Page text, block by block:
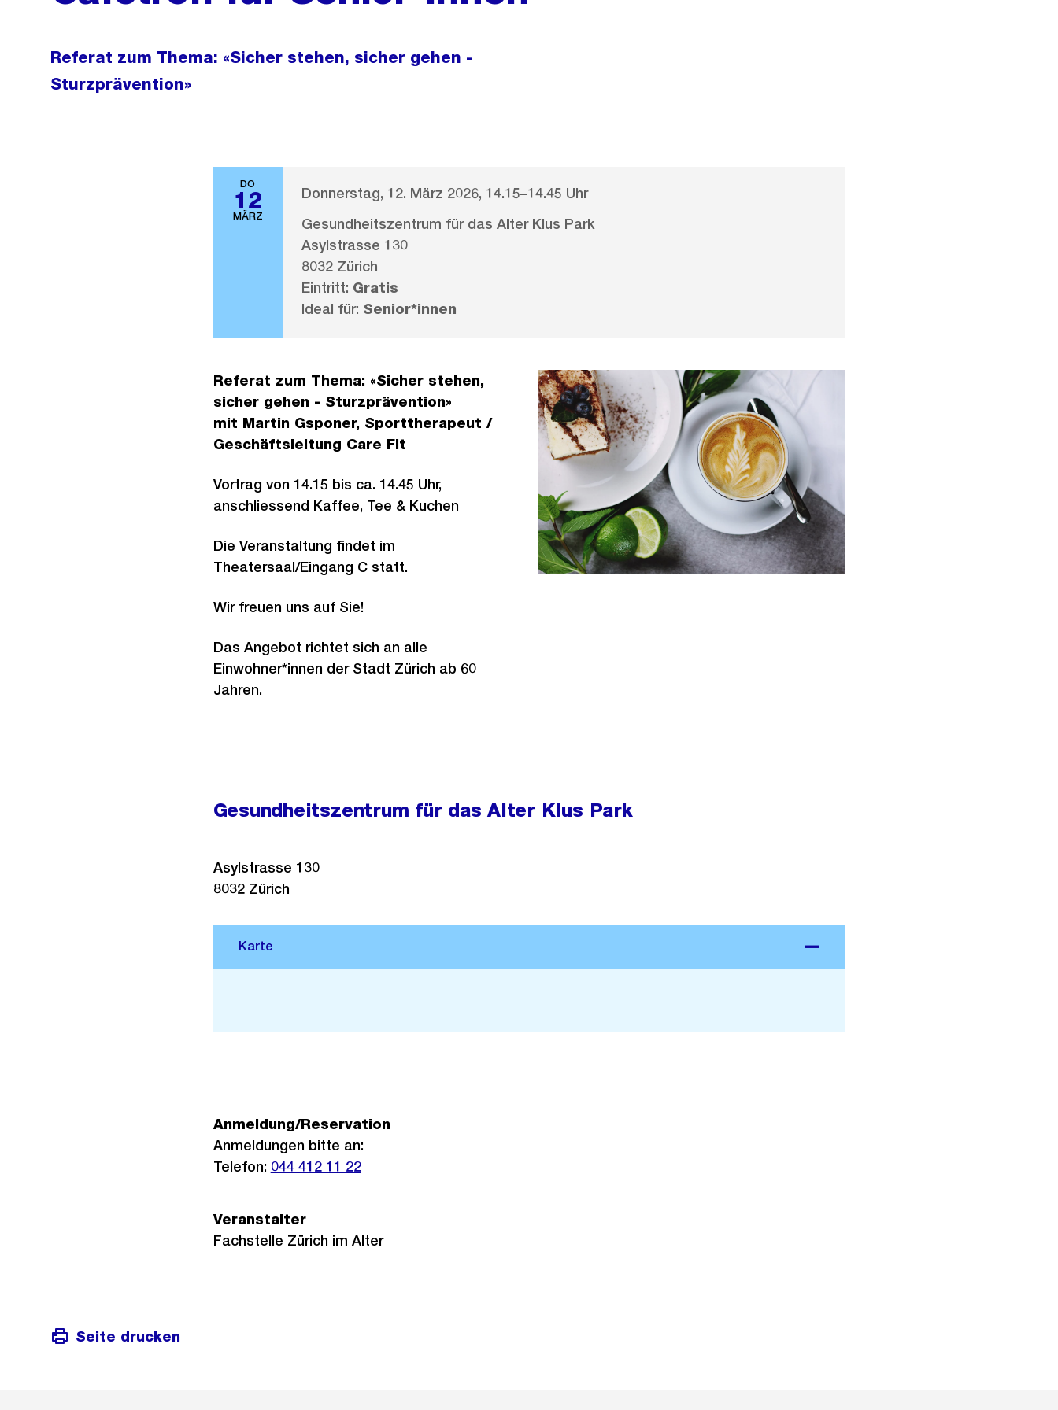
Referat zum Thema: «Sicher stehen, sicher gehen -
Sturzprävention»
DO
12
MÄRZ
Donnerstag, 12. März 2026, 14.15–14.45 Uhr
Gesundheitszentrum für das Alter Klus Park
Asylstrasse 130
8032 Zürich
Eintritt: Gratis
Ideal für: Senior*innen
Referat zum Thema: «Sicher stehen,
sicher gehen - Sturzprävention»
mit Martin Gsponer, Sporttherapeut /
Geschäftsleitung Care Fit
Vortrag von 14.15 bis ca. 14.45 Uhr,
anschliessend Kaffee, Tee & Kuchen
Die Veranstaltung findet im
Theatersaal/Eingang C statt.
Wir freuen uns auf Sie!
Das Angebot richtet sich an alle
Einwohner*innen der Stadt Zürich ab 60
Jahren.
Gesundheitszentrum für das Alter Klus Park
Asylstrasse 130
8032 Zürich
Anmeldung/Reservation
Anmeldungen bitte an:
Telefon: 044 412 11 22
Veranstalter
Fachstelle Zürich im Alter
Seite drucken